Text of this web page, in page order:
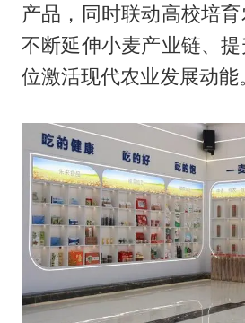
产品，同时联动高校培育
不断延伸小麦产业链、
位激活现代农业发展动能